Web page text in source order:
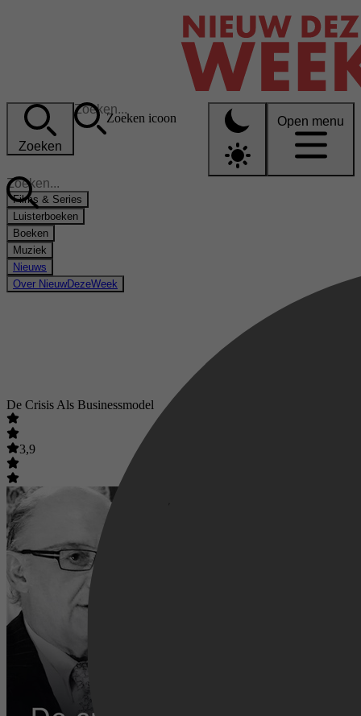
Zoeken
Zoeken icoon Open menu
Films & Series
Luisterboeken
Boeken
Muziek
Nieuws
Over NieuwDezeWeek
De Crisis Als Businessmodel
3,9